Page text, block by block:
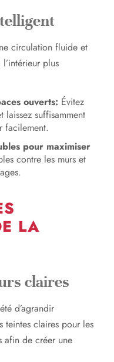
circulation fluide et
plus
ouverts: Évitez
laissez suffisamment
facilement.
pour maximiser
contre les murs et
LA
claires
d’agrandir
teintes claires pour les
afin de créer une